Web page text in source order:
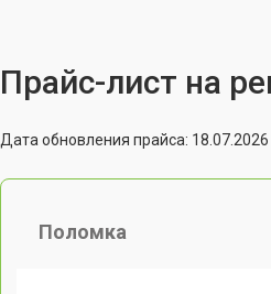
Прайс-лист на
Дата обновления прайса: 18.07.2026
Поломка